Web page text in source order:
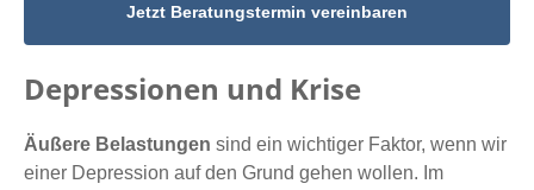
Jetzt Beratungstermin vereinbaren
Depressionen und Krise
Äußere Belastungen sind ein wichtiger Faktor, wenn wir
einer Depression auf den Grund gehen wollen. Im